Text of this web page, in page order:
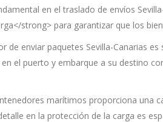
en el traslado de envíos
strong> para garantizar que los
de enviar paquetes Sevilla-Canarias
el puerto y embarque a su destino
marítimos proporciona una
en la protección de la carga es